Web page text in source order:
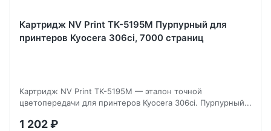
Картридж NV Print TK-5195M Пурпурный для
принтеров Kyocera 306ci, 7000 страниц
Картридж NV Print TK-5195M — эталон точной
цветопередачи для принтеров Kyocera 306ci. Пурпурный...
1 202₽